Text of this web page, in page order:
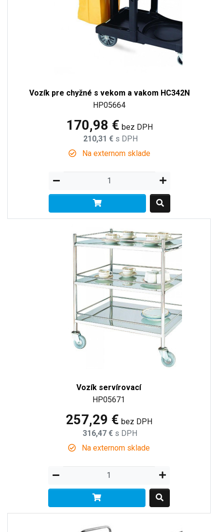
Vozík pre chyžné s vekom a vakom HC342N
HP05664
170,98 € bez DPH
210,31 € s DPH
Na externom sklade
Vozík servírovací
HP05671
257,29 € bez DPH
316,47 € s DPH
Na externom sklade